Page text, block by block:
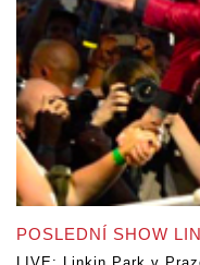
POSLEDNÍ SHOW